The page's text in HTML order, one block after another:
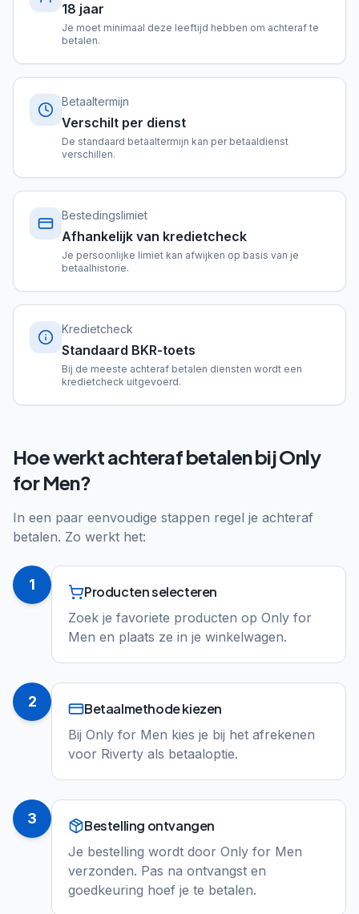
18 jaar
Je moet minimaal deze leeftijd hebben om achteraf te
betalen.
Betaaltermijn
Verschilt per dienst
De standaard betaaltermijn kan per betaaldienst
verschillen.
Bestedingslimiet
Afhankelijk van kredietcheck
Je persoonlijke limiet kan afwijken op basis van je
betaalhistorie.
Kredietcheck
Standaard BKR-toets
Bij de meeste achteraf betalen diensten wordt een
kredietcheck uitgevoerd.
Hoe werkt achteraf betalen bij Only
for Men?
In een paar eenvoudige stappen regel je achteraf
betalen. Zo werkt het:
1 Producten selecteren
Zoek je favoriete producten op Only for
Men en plaats ze in je winkelwagen.
2 Betaalmethode kiezen
Bij Only for Men kies je bij het afrekenen
voor Riverty als betaaloptie.
3 Bestelling ontvangen
Je bestelling wordt door Only for Men
verzonden. Pas na ontvangst en
goedkeuring hoef je te betalen.